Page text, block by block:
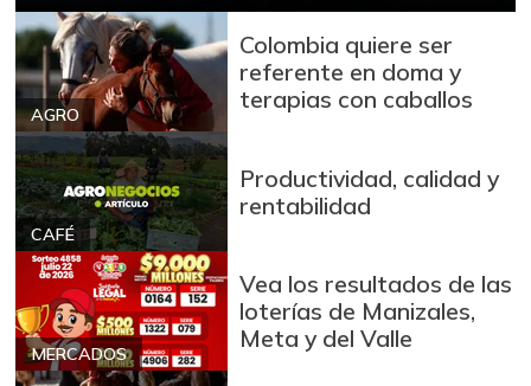
AGRO
Colombia quiere ser
referente en doma y
terapias con caballos
CAFÉ
Productividad, calidad y
rentabilidad
MERCADOS
Vea los resultados de las
loterías de Manizales,
Meta y del Valle